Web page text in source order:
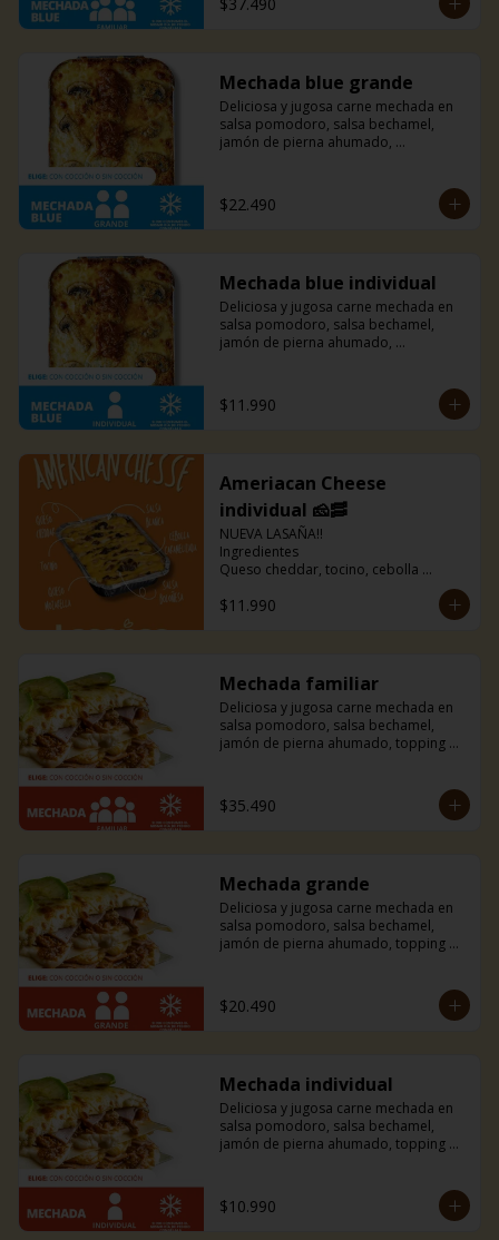
combinación puede ofrecerte.
Mechada blue grande
Deliciosa y jugosa carne mechada en
salsa pomodoro, salsa bechamel,
jamón de pierna ahumado,
sabor sutil y único que solo esta
combinación puede ofrecerte.
$22.490
Mechada blue individual
Deliciosa y jugosa carne mechada en
salsa pomodoro, salsa bechamel,
jamón de pierna ahumado,
sabor sutil y único que solo esta
combinación puede ofrecerte.
$11.990
Ameriacan Cheese
individual 🧀🥓
NUEVA LASAÑA!!
Ingredientes
Queso cheddar, tocino, cebolla
caramelizada, queso mozarella, salsa
blanca, salsa boloñesa 🤤
$11.990
Mechada familiar
Deliciosa y jugosa carne mechada en
salsa pomodoro, salsa bechamel,
jamón de pierna ahumado, topping de
$35.490
Mechada grande
Deliciosa y jugosa carne mechada en
salsa pomodoro, salsa bechamel,
jamón de pierna ahumado, topping de
$20.490
Mechada individual
Deliciosa y jugosa carne mechada en
salsa pomodoro, salsa bechamel,
jamón de pierna ahumado, topping de
$10.990